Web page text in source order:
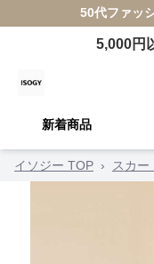
50代ファッ
5,000円
新着商品
イソジー TOP › スカー